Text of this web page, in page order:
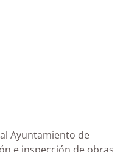
Ayuntamiento de